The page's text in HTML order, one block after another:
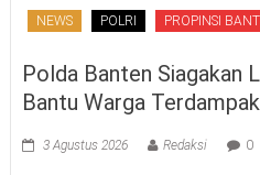
NEWS POLRI PROPINSI
Polda Banten Siagakan
Bantu Warga
3 Agustus 2026 Redaksi 0